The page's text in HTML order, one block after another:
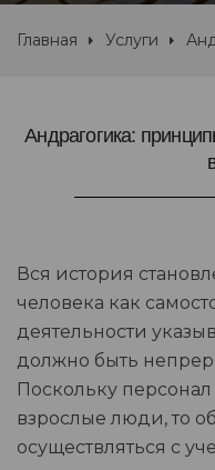
Главная Услуги
Андрагогика:
Вся история
человека как
деятельности
должно быть
Поскольку
взрослые люди, то
осуществляться с